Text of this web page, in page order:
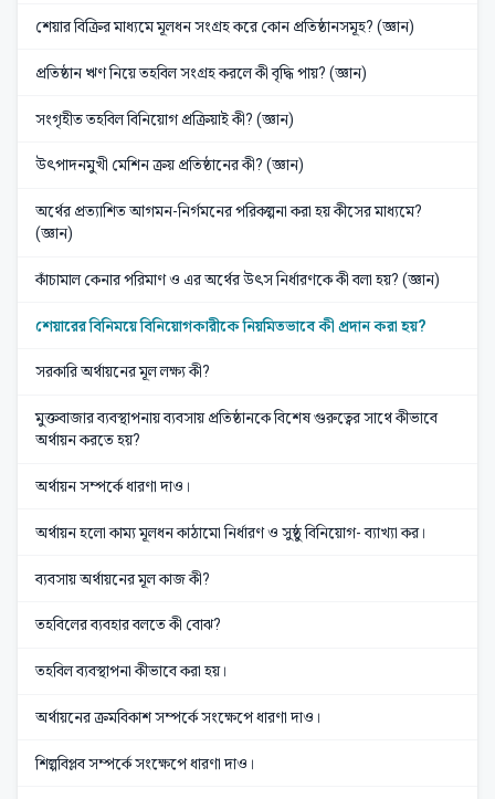
শেয়ার বিক্রির মাধ্যমে মূলধন সংগ্রহ করে কোন প্রতিষ্ঠানসমূহ? (জ্ঞান)
প্রতিষ্ঠান ঋণ নিয়ে তহবিল সংগ্রহ করলে কী বৃদ্ধি পায়? (জ্ঞান)
সংগৃহীত তহবিল বিনিয়োগ প্রক্রিয়াই কী? (জ্ঞান)
উৎপাদনমুখী মেশিন ক্রয় প্রতিষ্ঠানের কী? (জ্ঞান)
অর্থের প্রত্যাশিত আগমন-নির্গমনের পরিকল্পনা করা হয় কীসের মাধ্যমে?
(জ্ঞান)
কাঁচামাল কেনার পরিমাণ ও এর অর্থের উৎস নির্ধারণকে কী বলা হয়? (জ্ঞান)
শেয়ারের বিনিময়ে বিনিয়োগকারীকে নিয়মিতভাবে কী প্রদান করা হয়?
সরকারি অর্থায়নের মূল লক্ষ্য কী?
মুক্তবাজার ব্যবস্থাপনায় ব্যবসায় প্রতিষ্ঠানকে বিশেষ গুরুত্বের সাথে কীভাবে
অর্থায়ন করতে হয়?
অর্থায়ন সম্পর্কে ধারণা দাও।
অর্থায়ন হলো কাম্য মূলধন কাঠামো নির্ধারণ ও সুষ্ঠু বিনিয়োগ- ব্যাখ্যা কর।
ব্যবসায় অর্থায়নের মূল কাজ কী?
তহবিলের ব্যবহার বলতে কী বোঝ?
তহবিল ব্যবস্থাপনা কীভাবে করা হয়।
অর্থায়নের ক্রমবিকাশ সম্পর্কে সংক্ষেপে ধারণা দাও।
শিল্পবিপ্লব সম্পর্কে সংক্ষেপে ধারণা দাও।